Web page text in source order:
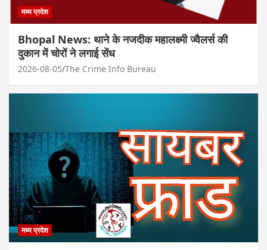
मध्य प्रदेश
Bhopal News: थाने के नजदीक महालक्ष्मी ज्वैलर्स की
दुकान में चोरों ने लगाई सेंध
2026-08-05 The Crime Info Bureau
मध्य प्रदेश